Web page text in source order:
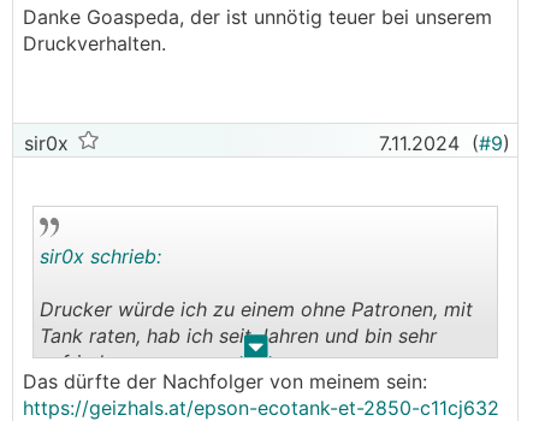
Danke Goaspeda, der ist unnötig teuer bei unserem
Druckverhalten.
sir0x 7.11.2024 (#9)
. .
sir0x schrieb:
Drucker würde ich zu einem ohne Patronen, mit
Tank raten, hab ich seit Jahren und bin sehr
zufrieden
Das dürfte der Nachfolger von meinem sein:
https://geizhals.at/epson-ecotank-et-2850-c11cj632